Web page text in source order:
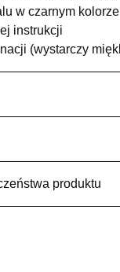
w czarnym kolorze
instrukcji
(wystarczy
produktu